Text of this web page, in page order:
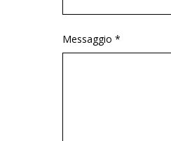
Messaggio *